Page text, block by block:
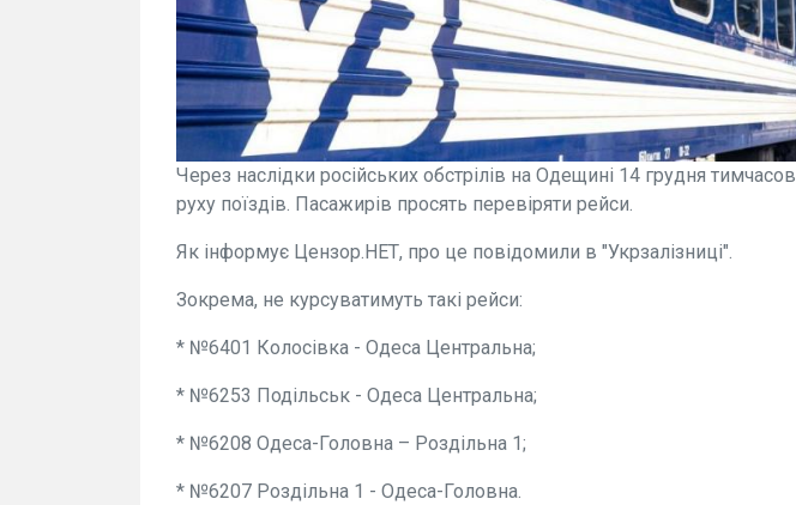
Через наслідки російських обстрілів на Одещині 14 грудня
руху поїздів. Пасажирів просять перевіряти рейси.
Як інформує Цензор.НЕТ, про це повідомили в "Укрзалізниці".
Зокрема, не курсуватимуть такі рейси:
* №6401 Колосівка - Одеса Центральна;
* №6253 Подільськ - Одеса Центральна;
* №6208 Одеса-Головна – Роздільна 1;
* №6207 Роздільна 1 - Одеса-Головна.